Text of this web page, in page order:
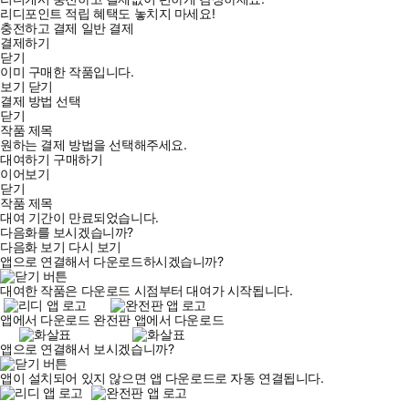
리디포인트 적립 혜택도 놓치지 마세요!
충전하고 결제 일반 결제
결제하기
닫기
이미 구매한 작품입니다.
보기 닫기
결제 방법 선택
닫기
작품 제목
원하는 결제 방법을 선택해주세요.
대여하기 구매하기
이어보기
닫기
작품 제목
대여 기간이 만료되었습니다.
다음화를 보시겠습니까?
다음화 보기 다시 보기
앱으로 연결해서 다운로드하시겠습니까?
대여한 작품은 다운로드 시점부터 대여가 시작됩니다.
앱에서 다운로드 완전판 앱에서 다운로드
앱으로 연결해서 보시겠습니까?
앱이 설치되어 있지 않으면 앱 다운로드로 자동 연결됩니다.